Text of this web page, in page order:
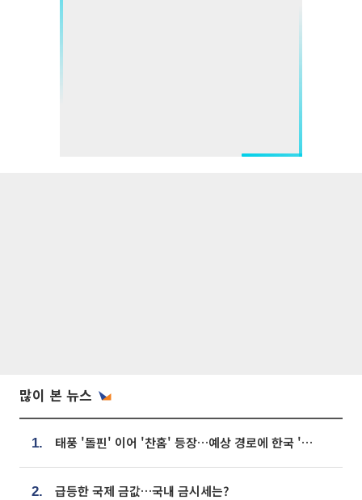
많이 본 뉴스
1. 태풍 '돌핀' 이어 '찬홈' 등장…예상 경로에 한국 '한숨'
2. 급등한 국제 금값…국내 금시세는?